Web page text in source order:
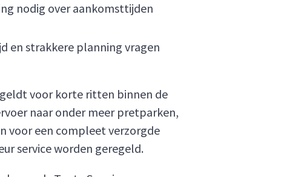
nodig over aankomsttijden
en strakkere planning vragen
voor korte ritten binnen de
naar onder meer pretparken,
voor een compleet verzorgde
service worden geregeld.